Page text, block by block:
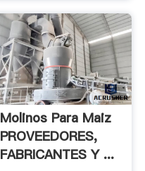
Molinos Para Maiz
PROVEEDORES,
FABRICANTES Y ...